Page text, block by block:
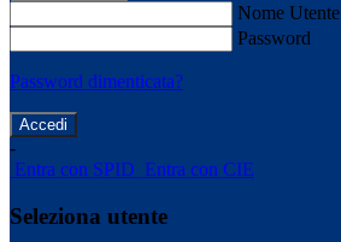
Nome Utente
Password
Password dimenticata?
-
Entra con SPID Entra con CIE
Seleziona utente